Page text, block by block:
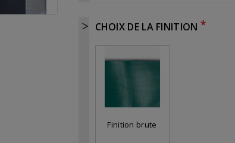
CHOIX DE LA FINITION *
Finition brute